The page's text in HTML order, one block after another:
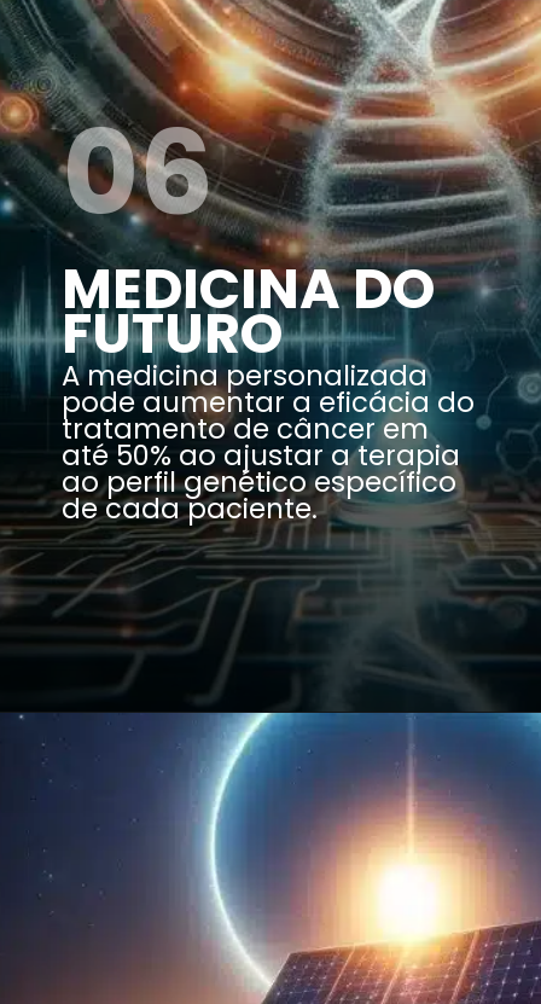
MEDICINA DO
FUTURO
A medicina personalizada
pode aumentar a eficácia do
tratamento de câncer em
até 50% ao ajustar a terapia
ao perfil genético específico
de cada paciente.
06